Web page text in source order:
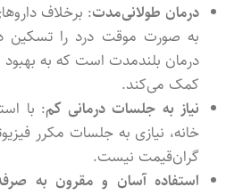
درمان طولانی‌مدت: برخلاف
به صورت موقت درد را تسکین
درمان بلندمدت است که به
کمک می‌کند.
نیاز به جلسات درمانی کم: با
خانه، نیازی به جلسات مکرر
گران‌قیمت نیست.
استفاده آسان و مقرون به